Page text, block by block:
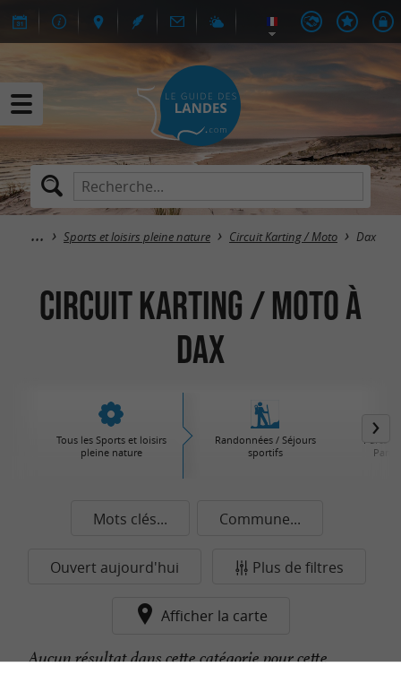
Sports et loisirs pleine nature Circuit Karting / Moto Dax
Circuit Karting / Moto à
Dax
Tous les Sports et loisirs
pleine nature
Randonnées / Séjours
sportifs
Parcs
Mots clés... Commune...
Ouvert aujourd'hui Plus de filtres
Afficher la carte
Aucun résultat dans cette catégorie pour cette